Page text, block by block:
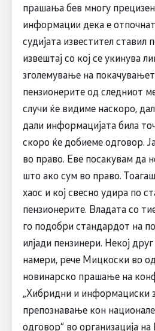
прашања бев многу
информации дека е
судијата известител ставил
извештај со кој се укинува
зголемување на
пензионерите од следниот
случи ќе видиме наскоро,
дали информацијата била
скоро ќе добиеме одговор.
во право. Еве посакувам да
што ако сум во право.
хаос и кој свесно удира по
пензионерите. Владата со
го подобри стандардот на
илјади пензинери. Некој
намери, рече Мицкоски во
новинарско прашање на
„Хибридни и информациски
препознавање кон
одговор“ во организација